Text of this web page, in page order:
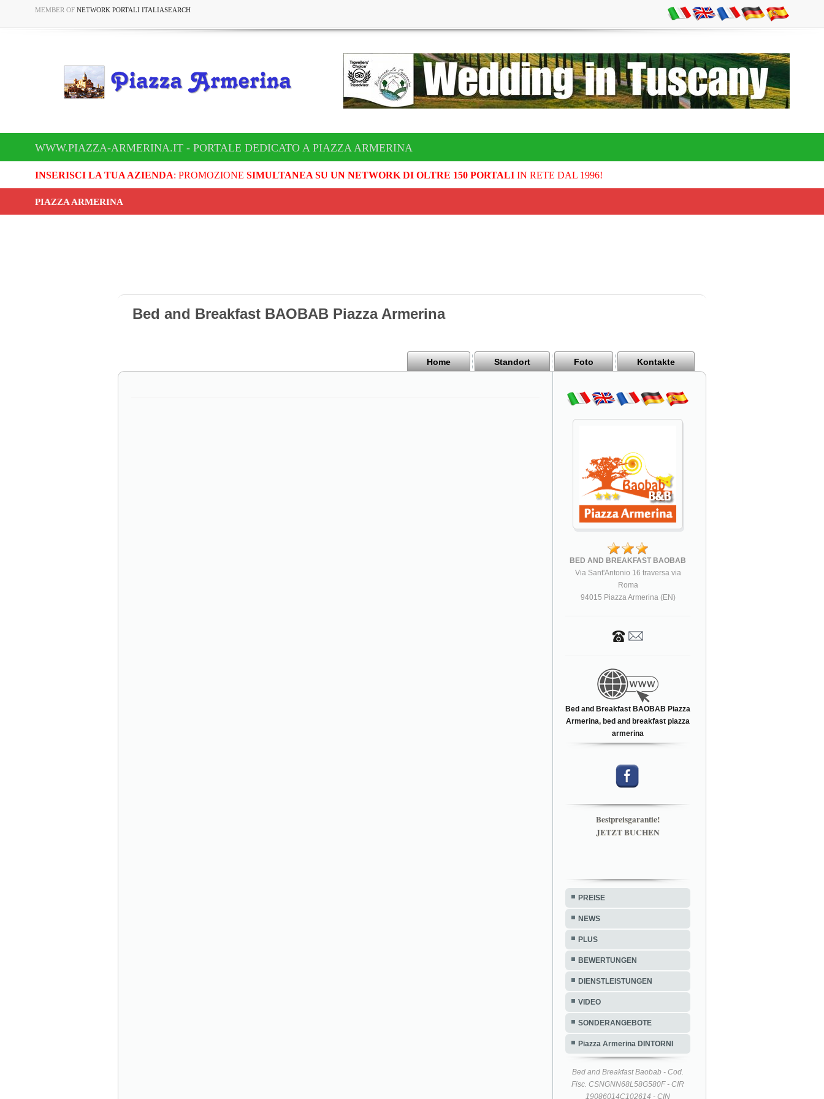
MEMBER OF NETWORK PORTALI ITALIASEARCH
WWW.PIAZZA-ARMERINA.IT - PORTALE DEDICATO A PIAZZA ARMERINA
INSERISCI LA TUA AZIENDA: PROMOZIONE SIMULTANEA SU UN NETWORK DI OLTRE 150 PORTALIIN RETE DAL 1996!
PIAZZA ARMERINA
Bed and Breakfast BAOBAB Piazza Armerina
Home Standort Foto Kontakte
BED AND BREAKFAST BAOBAB
Via Sant'Antonio 16 traversa via
Roma
94015 Piazza Armerina (EN)
Bed and Breakfast BAOBAB Piazza
Armerina, bed and breakfast piazza
armerina
Bestpreisgarantie!
JETZT BUCHEN
PREISE
NEWS
PLUS
BEWERTUNGEN
DIENSTLEISTUNGEN
VIDEO
SONDERANGEBOTE
Piazza Armerina DINTORNI
Bed and Breakfast Baobab - Cod.
Fisc. CSNGNN68L58G580F - CIR
19086014C102614 - CIN